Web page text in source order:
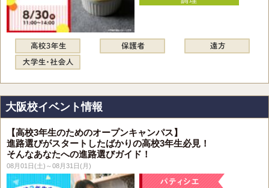
大阪校イベント情報
【高校3年生のためのオープンキャンパス】
進路選びがスタートしたばかりの高校3年生必見！
そんなあなたへの進路選びガイド！
08月01日(土)～08月31日(月)